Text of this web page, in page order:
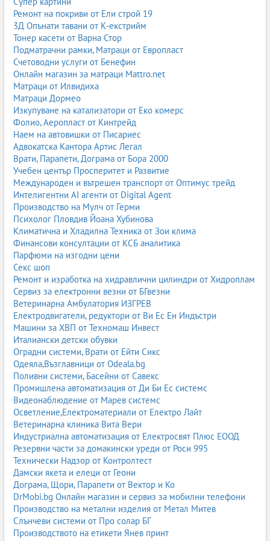
машини, трактори и строителна техника.
ниско ниво на вибрации;
висока устойчивост на износване;
подсилени метални вложки;
подходящи за кал, пръст, камъни и строителни обекти.
3. Гумени мембрани
Гумените мембрани се използват в хидравлика, пневматика,
помпи, клапани и индустриални системи.
EPDM, NBR, силикон;
устойчивост на налягане;
устойчивост на масла и химикали;
дълъг експлоатационен живот.
4. Гумени съединители
Гумените съединители компенсират вибрации, удари и
несъосности в машини и двигатели.
еластични вложки;
метал-каучук конструкции;
подходящи за помпи, компресори, мотори.
5. Гумени тампони
Гумените тампони служат за виброизолация и омекотяване на
удари.
тампони за автомобили;
тампони за машини;
тампони за индустриални линии;
метал-каучук тампони.
6. Гумени транспортни ленти
Използват се в кариери, заводи, логистика, селско стопанство и
индустрия.
гладки и грайферни ленти;
устойчиви на масла, абразия и висока температура;
подсилени с текстил или стоманени въжета.
7. Гумени уплътнители
Уплътнителите осигуряват защита от течове, прах, вибрации и
атмосферни влияния.
Ремонт на покриви от Ели строй 19
3Д Опънати тавани от К-екстрийм
Тонер касети от Варна Стор
Подматрачни рамки, Матраци от Европласт
Счетоводни услуги от Бенефин
Онлайн магазин за матраци Mattro.net
Матраци от Илвидиха
Матраци Дормео
Изкупуване на катализатори от Еко комерс
Фолио, Аеропласт от Кинтрейд
Наем на автовишки от Писариес
Адвокатска Кантора Артис Легал
Врати, Парапети, Дограма от Бора 2000
Учебен център Просперитет и Развитие
Международен и вътрешен транспорт от Оптимус трейд
Интелигентни AI агенти от Digital Agent
Производство на Мулч от Герми
Психолог Пловдив Йоана Хубинова
Климатична и Хладилна Техника от Зои клима
Финансови консултации от КСБ аналитика
Парфюми на изгодни цени
Секс шоп
Ремонт и изработка на хидравлични цилиндри от Хидроплам
Сервиз за електронни везни от БГвезни
Ветеринарна Амбулатория ИЗГРЕВ
Електродвигатели, редуктори от Ви Ес Ен Индъстри
Машини за ХВП от Техномаш Инвест
Италиански детски обувки
Оградни системи, Врати от Ейти Сикс
Одеяла,Възглавници от Odeala.bg
Поливни системи, Басейни от Савекс
Промишлена автоматизация от Ди Би Ес системс
Видеонаблюдение от Марев системс
Осветление,Електроматериали от Електро Лайт
Ветеринарна клиника Вита Вери
Индустриална автоматизация от Електросвят Плюс ЕООД
Резервни части за домакински уреди от Роси 995
Технически Надзор от Контролтест
Дамски якета и елеци от Геони
Дограма, Щори, Парапети от Вектор и Ко
DrMobi.bg Онлайн магазин и сервиз за мобилни телефони
Производство на метални изделия от Метал Митев
Слънчеви системи от Про солар БГ
Производството на етикети Янев принт